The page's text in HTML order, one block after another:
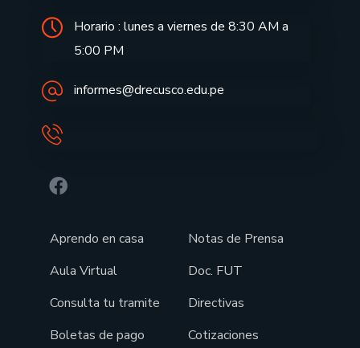
Horario : lunes a viernes de 8:30 AM a
5:00 PM
informes@drecusco.edu.pe
Aprendo en casa
Aula Virtual
Consulta tu tramite
Boletas de pago
Notas de Prensa
Doc. FUT
Directivas
Cotizaciones